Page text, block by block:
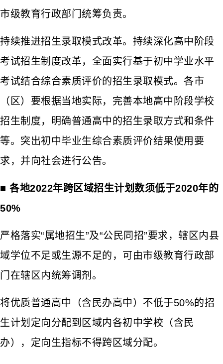
市级教育行政部门统筹负责。
持续推进招生录取模式改革。持续深化高中阶段
考试招生制度改革，全面实行基于初中学业水平
考试结合综合素质评价的招生录取模式。各市
（区）要根据当地实际，完善本地高中阶段学校
招生制度，明确普通高中的招生录取方式和条件
等。突出初中毕业生综合素质评价结果使用要
求，并向社会进行公告。
■ 各地2022年跨区域招生计划数须低于2020年的
50%
严格落实“属地招生”及“公民同招”要求，辖区内县
域学位不足或生源不足的，可由市级教育行政部
门在辖区内统筹调剂。
将优质普通高中（含民办高中）不低于50%的招
生计划定向分配到区域内各初中学校（含民
办），定向生指标不得跨区域分配。